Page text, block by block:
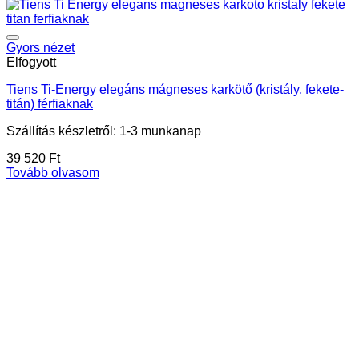
Gyors nézet
Elfogyott
Tiens Ti-Energy elegáns mágneses karkötő (kristály, fekete-
titán) férfiaknak
Szállítás készletről: 1-3 munkanap
39 520 Ft
Tovább olvasom